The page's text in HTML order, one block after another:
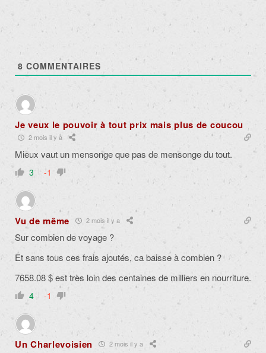
8 COMMENTAIRES
Je veux le pouvoir à tout prix mais plus de coucou
2 mois il y a
Mieux vaut un mensonge que pas de mensonge du tout.
3 -1
Vu de même 2 mois il y a
Sur combien de voyage ?
Et sans tous ces frais ajoutés, ca baisse à combien ?
7658.08 $ est très loin des centaines de milliers en nourriture.
4 -1
Un Charlevoisien 2 mois il y a